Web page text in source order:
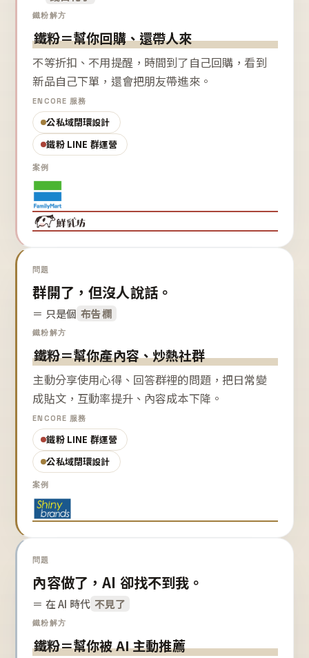
鐵粉解方
鐵粉＝幫你回購、還帶人來
不等折扣、不用提醒，時間到了自己回購，看到
新品自己下單，還會把朋友帶進來。
ENCORE 服務
公私域閉環設計
鐵粉 LINE 群運營
案例
問題
群開了，但沒人說話。
＝ 只是個 布告欄
鐵粉解方
鐵粉＝幫你產內容、炒熱社群
主動分享使用心得、回答群裡的問題，把日常變
成貼文，互動率提升、內容成本下降。
ENCORE 服務
鐵粉 LINE 群運營
公私域閉環設計
案例
問題
內容做了，AI 卻找不到我。
＝ 在 AI 時代 不見了
鐵粉解方
鐵粉＝幫你被 AI 主動推薦